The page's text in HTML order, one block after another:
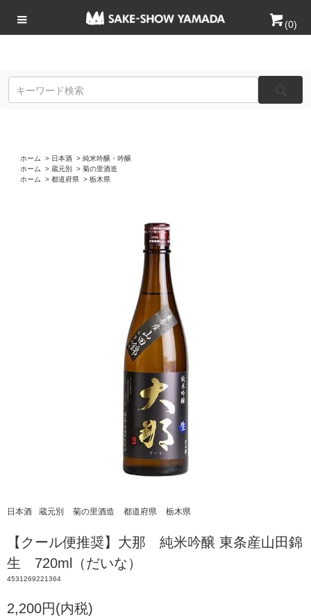
(0)
ホーム > 日本酒 > 純米吟醸・吟醸
ホーム
> 蔵元別 > 菊の里酒造
ホーム
> 都道府県 > 栃木県
日本酒 蔵元別 菊の里酒造 都道府県 栃木県
【クール便推奨】大那 純米吟醸 東条産山田錦
生 720ml（だいな）
4531269221364
2,200円(内税)